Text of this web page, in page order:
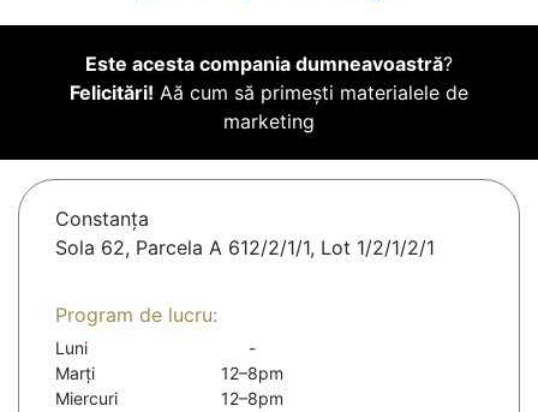
Este acesta compania dumneavoastră?
Felicitări! Aă cum să primești materialele de
marketing
Constanţa
Sola 62, Parcela A 612/2/1/1, Lot 1/2/1/2/1
Program de lucru:
Luni
-
Marți
12–8pm
Miercuri
12–8pm